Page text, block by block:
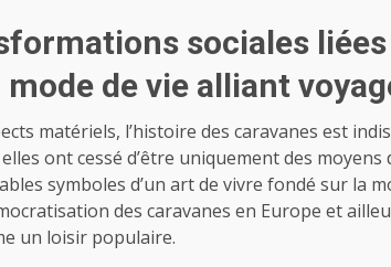
sociales
mode de vie alliant
matériels, l’histoire des caravanes est
ont cessé d’être uniquement des
symboles d’un art de vivre fondé sur la
des caravanes en Europe et
un loisir populaire.